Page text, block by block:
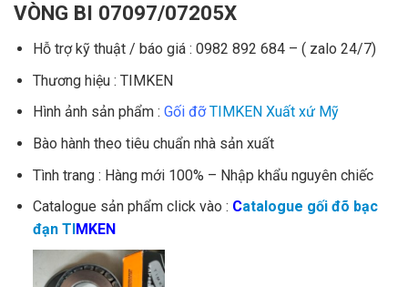
VÒNG BI 07097/07205X
Hỗ trợ kỹ thuật / báo giá : 0982 892 684 – ( zalo 24/7)
Thương hiệu : TIMKEN
Hình ảnh sản phẩm : Gối đỡTIMKEN Xuất xứ Mỹ
Bào hành theo tiêu chuẩn nhà sản xuất
Tình trang : Hàng mới 100% – Nhập khẩu nguyên chiếc
Catalogue sản phẩm click vào : Catalogue gối đõ bạc
đạn TI M KEN